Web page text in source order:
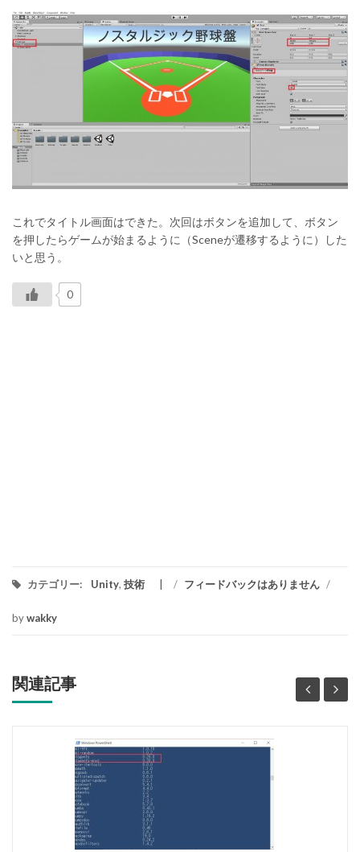
これでタイトル画面はできた。次回はボタンを追加して、ボタン
を押したらゲームが始まるように（Sceneが遷移するように）した
いと思う。
0
カテゴリー: Unity, 技術 / フィードバックはありません /
bywakky
関連記事